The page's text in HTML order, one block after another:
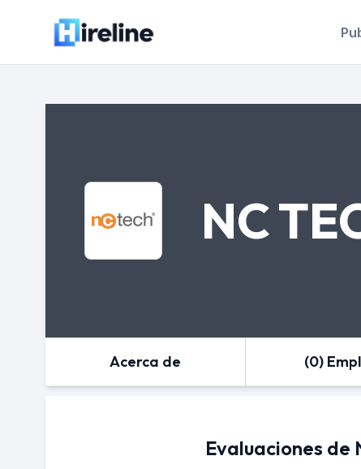
NC
Acerca de (0)
Evaluaciones de